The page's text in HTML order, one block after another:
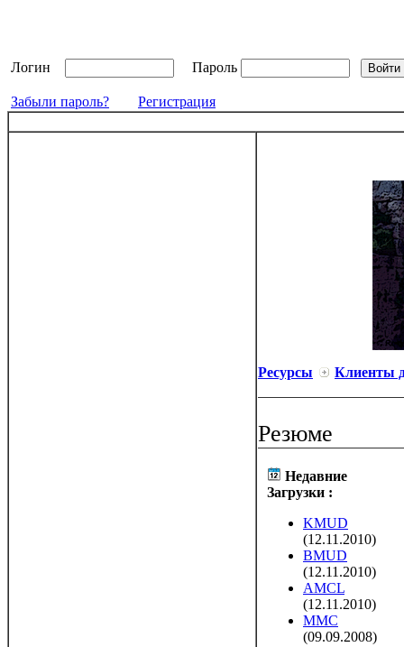
Логин Пароль
Забыли пароль? Регистрация
Ресурсы Клиенты
Резюме
Недавние
Загрузки :
KMUD
(12.11.2010)
BMUD
(12.11.2010)
AMCL
(12.11.2010)
MMC
(09.09.2008)